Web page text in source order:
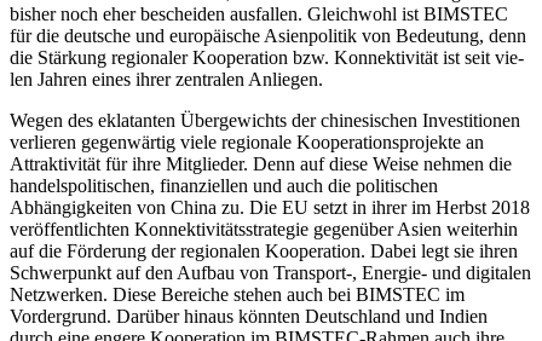
bisher noch eher bescheiden ausfallen. Gleichwohl ist BIMSTEC
für die deutsche und europäische Asienpolitik von Bedeutung, denn
die Stärkung regionaler Kooperation bzw. Konnektivität ist seit vie­
len Jahren eines ihrer zen­tralen Anliegen.
Wegen des eklatanten Übergewichts der chinesischen Investitionen
verlieren gegen­wärtig viele regionale Kooperationsprojekte an
Attraktivität für ihre Mitglieder. Denn auf diese Weise nehmen die
handelspolitischen, finanziellen und auch die politischen
Abhängigkeiten von China zu. Die EU setzt in ihrer im Herbst 2018
veröffentlichten Konnektivitätsstrategie gegenüber Asien weiterhin
auf die Förderung der regionalen Kooperation. Dabei legt sie ihren
Schwerpunkt auf den Aufbau von Transport-, Ener­gie- und digitalen
Netzwerken. Diese Berei­che stehen auch bei BIMSTEC im
Vordergrund. Darüber hinaus könnten Deutsch­land und Indien